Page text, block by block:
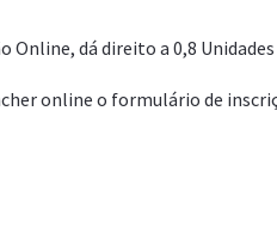
dá direito a 0,8
online o formulário de